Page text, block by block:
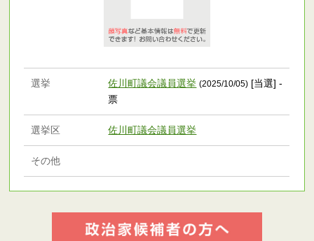
選挙 佐川町議会議員選挙 (2025/10/05) [当選] -
票
選挙区 佐川町議会議員選挙
その他